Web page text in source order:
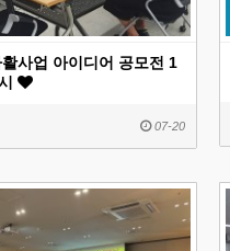
사업 아이디어 공모전 1
07-20